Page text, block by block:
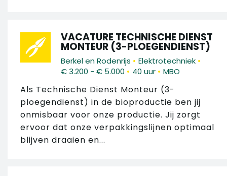
VACATURE TECHNISCHE DIENST
MONTEUR (3-PLOEGENDIENST)
Berkel en Rodenrijs • Elektrotechniek •
€ 3.200 - € 5.000 • 40 uur • MBO
Als Technische Dienst Monteur (3-
ploegendienst) in de bioproductie ben jij
onmisbaar voor onze productie. Jij zorgt
ervoor dat onze verpakkingslijnen optimaal
blijven draaien en...